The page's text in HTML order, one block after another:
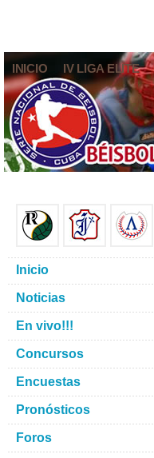
INICIO IV LIGA ELITE
Inicio
Noticias
En vivo!!!
Concursos
Encuestas
Pronósticos
Foros